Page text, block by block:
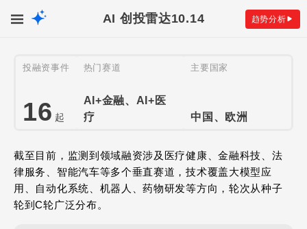
AI 创投雷达10.14 趋势分析
投融资事件
16 起
热门赛道
AI+金融、AI+医
疗
主要国家
中国、欧洲
截至目前，监测到领域融资涉及医疗健康、金融科技、法
律服务、智能汽车等多个垂直赛道，技术覆盖大模型应
用、自动化系统、机器人、药物研发等方向，轮次从种子
轮到C轮广泛分布。